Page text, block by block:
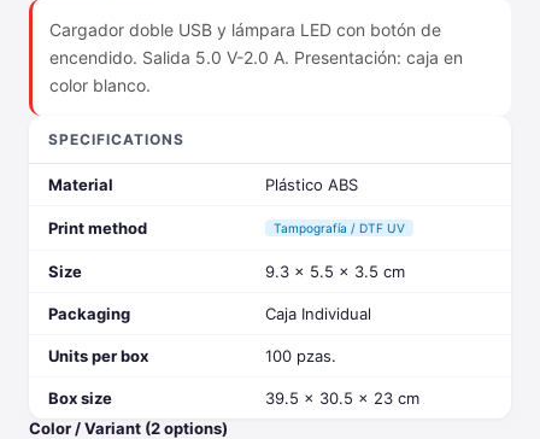
Cargador doble USB y lámpara LED con botón de
encendido. Salida 5.0 V-2.0 A. Presentación: caja en
color blanco.
SPECIFICATIONS
Material Plástico ABS
Print method Tampografía / DTF UV
Size 9.3 x 5.5 x 3.5 cm
Packaging Caja Individual
Units per box 100 pzas.
Box size
39.5 x 30.5 x 23 cm
Color / Variant (2 options)